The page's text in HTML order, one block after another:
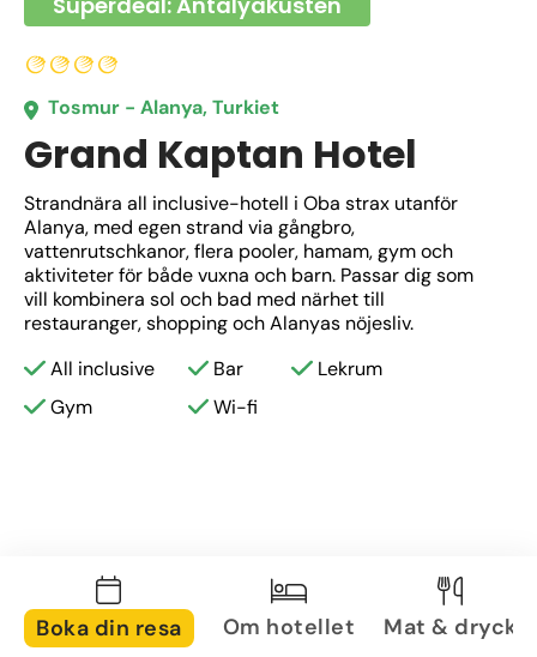
Tosmur - Alanya, Turkiet
Grand Kaptan Hotel
Strandnära all inclusive-hotell i Oba strax utanför
Alanya, med egen strand via gångbro,
vattenrutschkanor, flera pooler, hamam, gym och
aktiviteter för både vuxna och barn. Passar dig som
vill kombinera sol och bad med närhet till
restauranger, shopping och Alanyas nöjesliv.
All inclusive
Bar
Lekrum
Gym
Wi-fi
Boka din resa Om hotellet Mat & dryck